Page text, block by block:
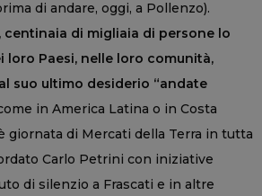
di andare, oggi, a Pollenzo).
centinaia di migliaia di persone lo
loro Paesi, nelle loro comunità,
suo ultimo desiderio “andate
in America Latina o in Costa
giornata di Mercati della Terra in tutta
Carlo Petrini con iniziative
di silenzio a Frascati e in altre